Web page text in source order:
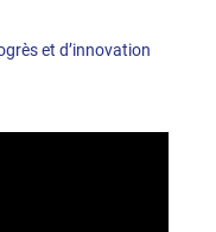
et d’innovation